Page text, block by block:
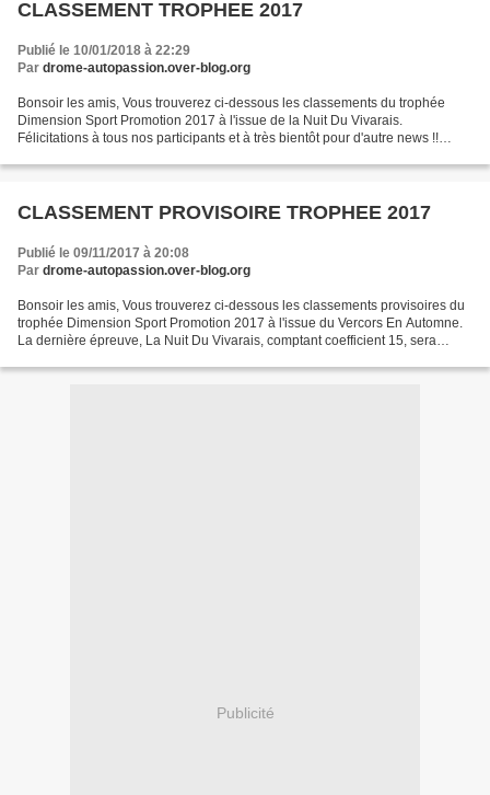
CLASSEMENT TROPHEE 2017
Publié le 10/01/2018 à 22:29
Par drome-autopassion.over-blog.org
Bonsoir les amis, Vous trouverez ci-dessous les classements du trophée
Dimension Sport Promotion 2017 à l'issue de la Nuit Du Vivarais.
Félicitations à tous nos participants et à très bientôt pour d'autre news !!
CLASSEMENT PROVISOIRE TROPHEE 2017
Publié le 09/11/2017 à 20:08
Par drome-autopassion.over-blog.org
Bonsoir les amis, Vous trouverez ci-dessous les classements provisoires du
trophée Dimension Sport Promotion 2017 à l'issue du Vercors En Automne.
La dernière épreuve, La Nuit Du Vivarais, comptant coefficient 15, sera
Publicité